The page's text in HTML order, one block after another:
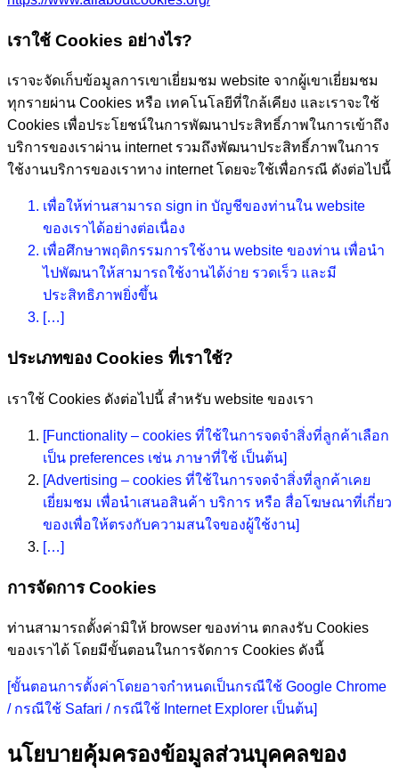
เราใช้ Cookies อย่างไร?
เราจะจัดเก็บข้อมูลการเขาเยี่ยมชม website จากผู้เขาเยี่ยมชม
ทุกรายผ่าน Cookies หรือ เทคโนโลยีที่ใกล้เคียง และเราจะใช้
Cookies เพื่อประโยชน์ในการพัฒนาประสิทธิ์ภาพในการเข้าถึง
บริการของเราผ่าน internet รวมถึงพัฒนาประสิทธิ์ภาพในการ
ใช้งานบริการของเราทาง internet โดยจะใช้เพื่อกรณี ดังต่อไปนี้
เพื่อให้ท่านสามารถ sign in บัญชีของท่านใน website
ของเราได้อย่างต่อเนื่อง
เพื่อศึกษาพฤติกรรมการใช้งาน website ของท่าน เพื่อนำ
ไปพัฒนาให้สามารถใช้งานได้ง่าย รวดเร็ว และมี
ประสิทธิภาพยิ่งขึ้น
[…]
ประเภทของ Cookies ที่เราใช้?
เราใช้ Cookies ดังต่อไปนี้ สำหรับ website ของเรา
[Functionality – cookies ที่ใช้ในการจดจำสิ่งที่ลูกค้าเลือก
เป็น preferences เช่น ภาษาที่ใช้ เป็นต้น]
[Advertising – cookies ที่ใช้ในการจดจำสิ่งที่ลูกค้าเคย
เยี่ยมชม เพื่อนำเสนอสินค้า บริการ หรือ สื่อโฆษณาที่เกี่ยว
ของเพื่อให้ตรงกับความสนใจของผู้ใช้งาน]
[…]
การจัดการ Cookies
ท่านสามารถตั้งค่ามิให้ browser ของท่าน ตกลงรับ Cookies
ของเราได้ โดยมีขั้นตอนในการจัดการ Cookies ดังนี้
[ขั้นตอนการตั้งค่าโดยอาจกำหนดเป็นกรณีใช้ Google Chrome
/ กรณีใช้ Safari / กรณีใช้ Internet Explorer เป็นต้น]
นโยบายคุ้มครองข้อมูลส่วนบุคคลของ